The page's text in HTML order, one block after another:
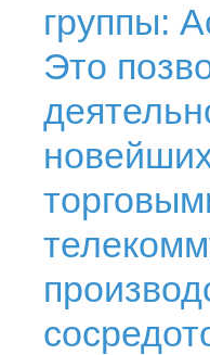
группы:
Это